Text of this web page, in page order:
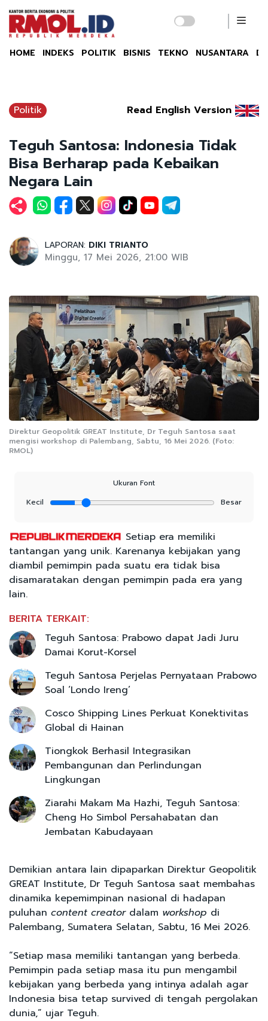
HOME INDEKS POLITIK BISNIS TEKNO NUSANTARA
Politik Read English Version
Teguh Santosa: Indonesia Tidak
Bisa Berharap pada Kebaikan
Negara Lain
LAPORAN: DIKI TRIANTO
Minggu, 17 Mei 2026, 21:00 WIB
Direktur Geopolitik GREAT Institute, Dr Teguh Santosa saat
mengisi workshop di Palembang, Sabtu, 16 Mei 2026. (Foto:
RMOL)
Ukuran Font
Kecil
Besar
Setiap era memiliki
tantangan yang unik. Karenanya kebijakan yang
diambil pemimpin pada suatu era tidak bisa
disamaratakan dengan pemimpin pada era yang
lain.
BERITA TERKAIT:
Teguh Santosa: Prabowo dapat Jadi Juru
Damai Korut-Korsel
Teguh Santosa Perjelas Pernyataan Prabowo
Soal ‘Londo Ireng’
Cosco Shipping Lines Perkuat Konektivitas
Global di Hainan
Tiongkok Berhasil Integrasikan
Pembangunan dan Perlindungan
Lingkungan
Ziarahi Makam Ma Hazhi, Teguh Santosa:
Cheng Ho Simbol Persahabatan dan
Jembatan Kabudayaan
Demikian antara lain dipaparkan Direktur Geopolitik
GREAT Institute, Dr Teguh Santosa saat membahas
dinamika kepemimpinan nasional di hadapan
puluhan content creatordalam workshop di
Palembang, Sumatera Selatan, Sabtu, 16 Mei 2026.
“Setiap masa memiliki tantangan yang berbeda.
Pemimpin pada setiap masa itu pun mengambil
kebijakan yang berbeda yang intinya adalah agar
Indonesia bisa tetap survived di tengah pergolakan
dunia,” ujar Teguh.